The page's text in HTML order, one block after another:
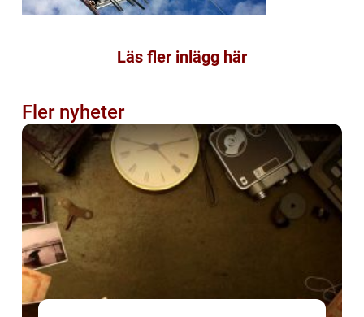
Läs fler inlägg här
Fler nyheter